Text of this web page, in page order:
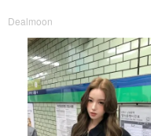
Dealmoon